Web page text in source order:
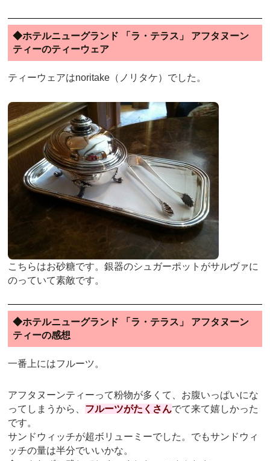
◆ホテルニューグランド 「ラ・テラス」 アフタヌーン
ティーのティーウェア
ティーウェアはnoritake（ノリタケ）でした。
こちらはお砂糖です。銀器のシュガーポットがサルヴァに
のっていて素敵です。
◆ホテルニューグランド 「ラ・テラス」 アフタヌーン
ティーの感想
一番上にはフルーツ。
アフタヌーンティーって粉物が多くて、お腹いっぱいにな
ってしまうから、 フルーツがたくさんでて来て嬉しかった
です。
サンドウィッチが超ボリューミーでした。でもサンドウィ
ッチの量は半分でいいかな。